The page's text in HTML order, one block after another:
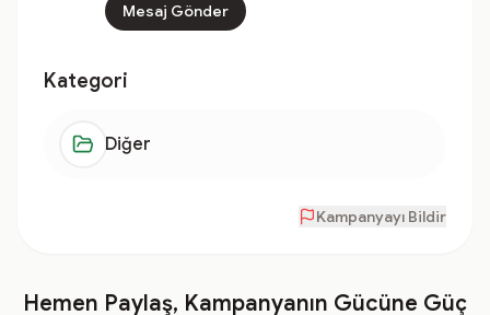
Mesaj Gönder
Kategori
Diğer
Kampanyayı Bildir
Hemen Paylaş, Kampanyanın Gücüne Güç